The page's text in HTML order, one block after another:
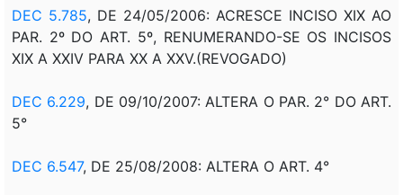
DEC 5.785, DE 24/05/2006: ACRESCE INCISO XIX AO
PAR. 2º DO ART. 5º, RENUMERANDO-SE OS INCISOS
XIX A XXIV PARA XX A XXV.(REVOGADO)
DEC 6.229, DE 09/10/2007: ALTERA O PAR. 2° DO ART.
5°
DEC 6.547, DE 25/08/2008: ALTERA O ART. 4°